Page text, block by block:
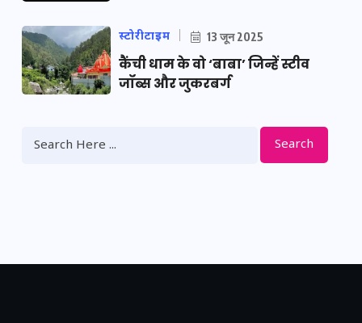
स्टोरीटाइम 13 जून 2025
कैंची धाम के वो ‘बाबा’ जिन्हें स्टीव
जॉब्स और जुकरबर्ग
Search